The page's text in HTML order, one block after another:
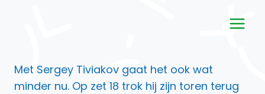
Met Sergey Tiviakov gaat het ook wat
minder nu. Op zet 18 trok hij zijn toren terug